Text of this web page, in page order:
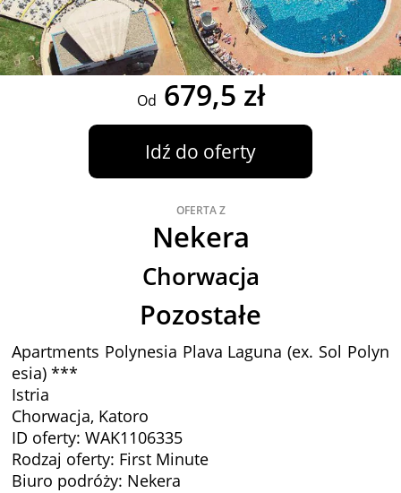
Od 679,5 zł
Idź do oferty
OFERTA Z
Nekera
Chorwacja
Pozostałe
Apartments Polynesia Plava Laguna (ex. Sol Polyn
esia) ***
Istria
Chorwacja, Katoro
ID oferty: WAK1106335
Rodzaj oferty: First Minute
Biuro podróży: Nekera